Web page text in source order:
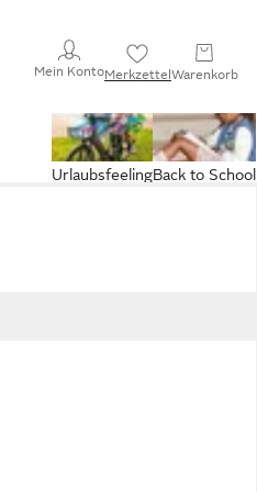
Mein KontoMerkzettelWarenkorb
Back to School
Urlaubsfeeling